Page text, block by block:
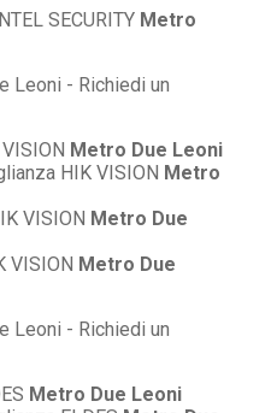
SECURITY Metro
Metro Due Leoni
HIK VISION Metro
VISION Metro Due
VISION Metro Due
Metro Due Leoni